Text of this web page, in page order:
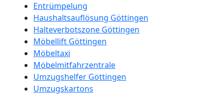
Entrümpelung
Haushaltsauflösung Göttingen
Halteverbotszone Göttingen
Möbellift Göttingen
Möbeltaxi
Möbelmitfahrzentrale
Umzugshelfer Göttingen
Umzugskartons